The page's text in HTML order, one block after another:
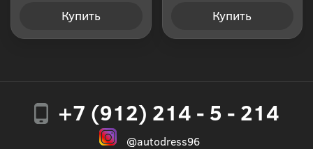
Купить Купить
+7 (912) 214 - 5 - 214
@autodress96